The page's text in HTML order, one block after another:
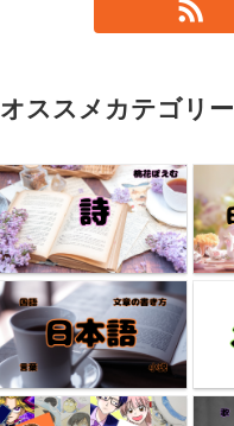
オススメカテゴリー